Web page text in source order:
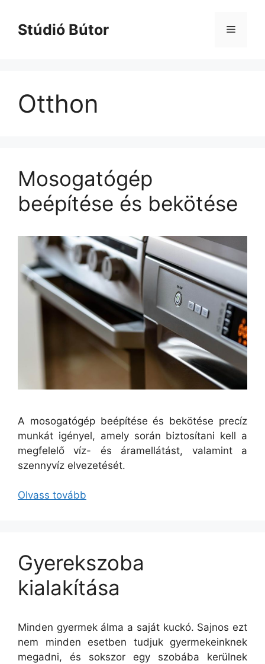
tartalomba
Stúdió Bútor Menü
Otthon
Mosogatógép
beépítése és bekötése
A mosogatógép beépítése és bekötése precíz
munkát igényel, amely során biztosítani kell a
megfelelő víz- és áramellátást, valamint a
szennyvíz elvezetését.
Olvass tovább
Gyerekszoba
kialakítása
Minden gyermek álma a saját kuckó. Sajnos ezt
nem minden esetben tudjuk gyermekeinknek
megadni, és sokszor egy szobába kerülnek